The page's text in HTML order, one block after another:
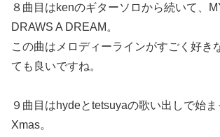
８曲目はkenのギターソロから続いて、
DRAWS A DREAM。
この曲はメロディーラインがすごく好き
ても良いですね。
９曲目はhydeとtetsuyaの歌い出しで始
Xmas。